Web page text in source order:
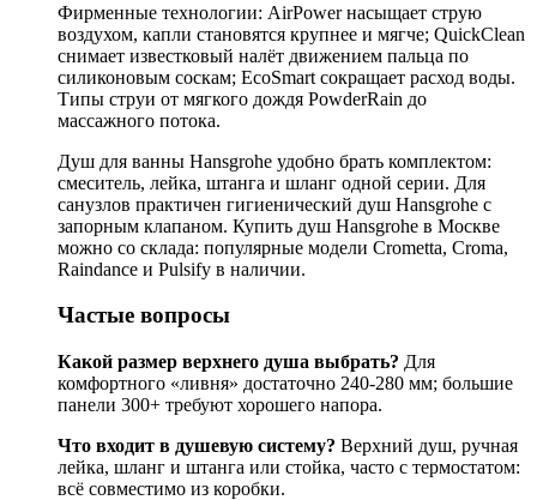
Фирменные технологии: AirPower насыщает струю
воздухом, капли становятся крупнее и мягче; QuickClean
снимает известковый налёт движением пальца по
силиконовым соскам; EcoSmart сокращает расход воды.
Типы струи от мягкого дождя PowderRain до
массажного потока.
Душ для ванны Hansgrohe удобно брать комплектом:
смеситель, лейка, штанга и шланг одной серии. Для
санузлов практичен гигиенический душ Hansgrohe с
запорным клапаном. Купить душ Hansgrohe в Москве
можно со склада: популярные модели Crometta, Croma,
Raindance и Pulsify в наличии.
Частые вопросы
Какой размер верхнего душа выбрать? Для
комфортного «ливня» достаточно 240-280 мм; большие
панели 300+ требуют хорошего напора.
Что входит в душевую систему? Верхний душ, ручная
лейка, шланг и штанга или стойка, часто с термостатом:
всё совместимо из коробки.